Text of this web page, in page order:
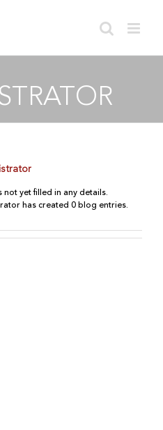
not yet filled in any details.
has created 0 blog entries.